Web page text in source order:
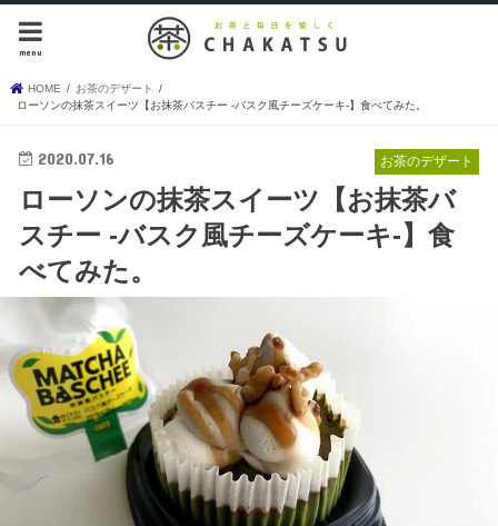
menu
HOME
お茶のデザート
ローソンの抹茶スイーツ【お抹茶バスチー -バスク風チーズケーキ-】食べてみた。
お茶のデザート
2020.07.16
ローソンの抹茶スイーツ【お抹茶バ
スチー -バスク風チーズケーキ-】食
べてみた。